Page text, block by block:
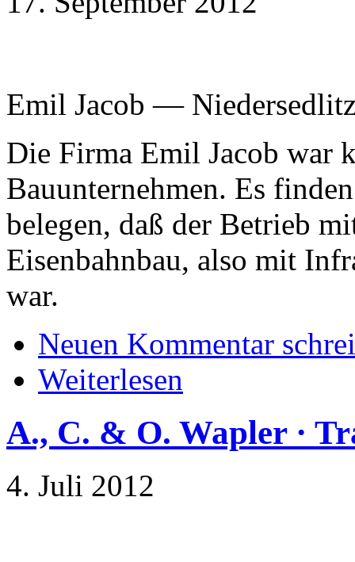
Emil Jacob —
Die Firma Emil Jacob war
Bauunternehmen. Es
belegen, daß der Betrieb
Eisenbahnbau, also mit
war.
Neuen Kommentar
Weiterlesen
A., C. & O. Wapler ·
4. Juli 2012